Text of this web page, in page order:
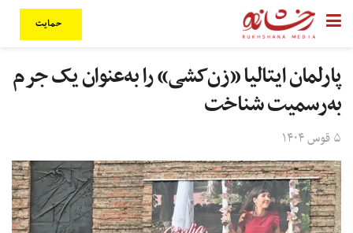
حمایت
پارلمان ایتالیا «زن‌کشی» را به‌عنوان یک جرم
به‌رسمیت شناخت
۵ قوس ۱۴۰۴